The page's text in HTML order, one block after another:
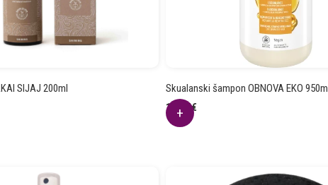
SIJAJ 200ml
Skualanski šampon OBNOVA EKO 950ml
14.97€